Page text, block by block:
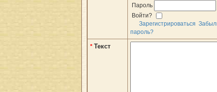
Пароль
Войти?
Зарегистрироваться
пароль?
* Текст